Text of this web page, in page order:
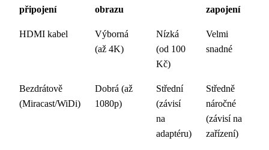
připojení
obrazu
zapojení
HDMI kabel
Výborná
(až 4K)
Nízká
(od 100
Kč)
Velmi
snadné
Bezdrátově
(Miracast/WiDi)
Dobrá (až
1080p)
Střední
(závisí
na
adaptéru)
Středně
náročné
(závisí na
zařízení)